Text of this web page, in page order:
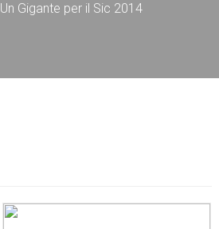
Un Gigante per il Sic 2014